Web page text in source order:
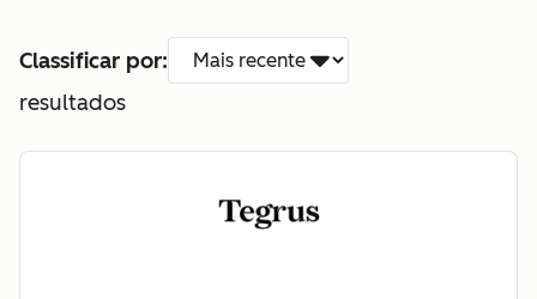
Classificar por:
resultados